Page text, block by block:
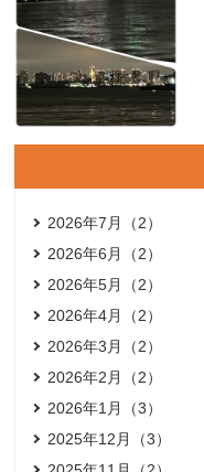
2026年7月（2）
2026年6月（2）
2026年5月（2）
2026年4月（2）
2026年3月（2）
2026年2月（2）
2026年1月（3）
2025年12月（3）